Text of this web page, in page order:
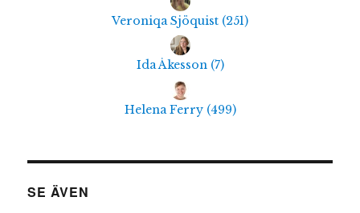
Veroniqa Sjöquist (251)
Ida Åkesson (7)
Helena Ferry (499)
SE ÄVEN